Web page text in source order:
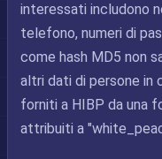
interessati includono
telefono, numeri di
come hash MD5 non
altri dati di persone in
forniti a HIBP da una
attribuiti a "